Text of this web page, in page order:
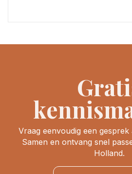
Vraag eenvoudig een
Samen en ontvang snel
Holland.